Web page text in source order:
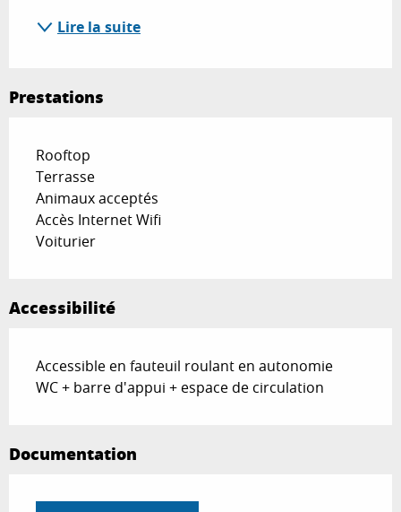
Lire la suite
Prestations
Rooftop
Terrasse
Animaux acceptés
Accès Internet Wifi
Voiturier
Accessibilité
Accessible en fauteuil roulant en autonomie
WC + barre d'appui + espace de circulation
Documentation